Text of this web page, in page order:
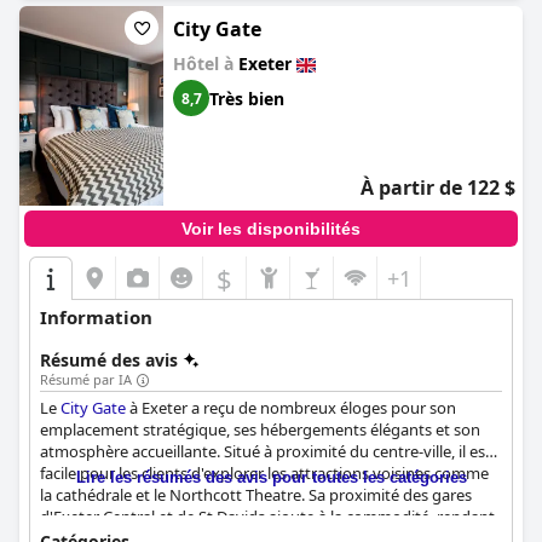
City Gate
Hôtel à Exeter
8,7 Très bien
À partir de 122 $
Voir les disponibilités
$ +1
Information
Résumé des avis
Résumé par IA
LeCity Gateà Exeter a reçu de nombreux éloges pour son
emplacement stratégique, ses hébergements élégants et son
atmosphère accueillante. Situé à proximité du centre-ville, il est
facile pour les clients d'explorer les attractions voisines comme
la cathédrale et le Northcott Theatre. Sa proximité des gares
d'Exeter Central et de St Davids ajoute à la commodité, rendant
Lire les résumés des avis pour toutes les catégories